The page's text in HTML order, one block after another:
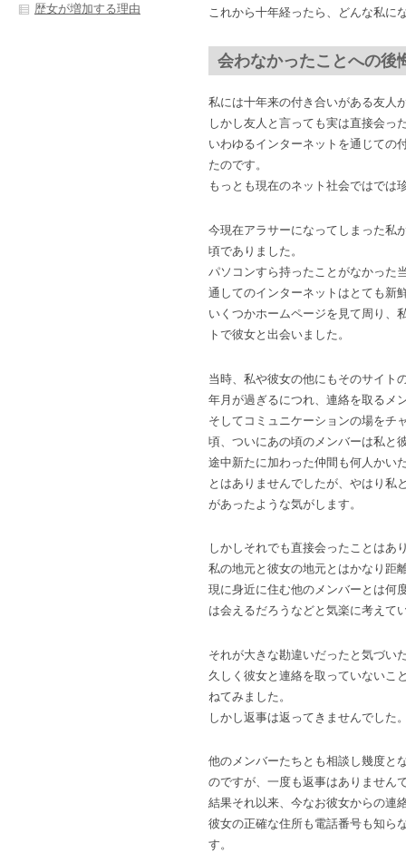
これから十年経ったら、どんな私に
会わなかったことへの後
私には十年来の付き合いがある友人
しかし友人と言っても実は直接会っ
いわゆるインターネットを通じての
たのです。
もっとも現在のネット社会ではでは
今現在アラサーになってしまった私
頃でありました。
パソコンすら持ったことがなかった
通してのインターネットはとても新
いくつかホームページを見て周り、
トで彼女と出会いました。
当時、私や彼女の他にもそのサイト
年月が過ぎるにつれ、連絡を取るメ
そしてコミュニケーションの場をチ
頃、ついにあの頃のメンバーは私と
途中新たに加わった仲間も何人かい
とはありませんでしたが、やはり私
があったような気がします。
しかしそれでも直接会ったことはあ
私の地元と彼女の地元とはかなり距
現に身近に住む他のメンバーとは何
は会えるだろうなどと気楽に考えて
それが大きな勘違いだったと気づい
久しく彼女と連絡を取っていないこ
ねてみました。
しかし返事は返ってきませんでした
他のメンバーたちとも相談し幾度と
のですが、一度も返事はありません
結果それ以来、今なお彼女からの連
彼女の正確な住所も電話番号も知ら
す。
歴女が増加する理由